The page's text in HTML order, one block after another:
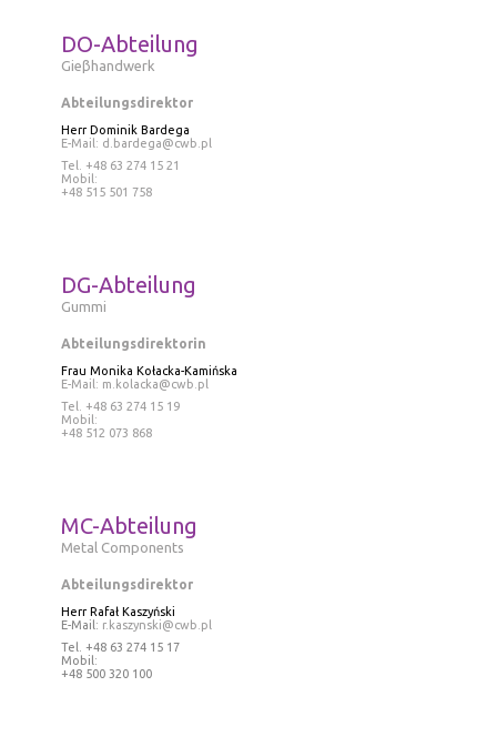
DO-Abteilung
Gieβhandwerk
Abteilungsdirektor
Herr Dominik Bardega
E-Mail: d.bardega@cwb.pl
Tel. +48 63 274 15 21
Mobil:
+48 515 501 758
DG-Abteilung
Gummi
Abteilungsdirektorin
Frau Monika Kołacka-Kamińska
E-Mail: m.kolacka@cwb.pl
Tel . +48 63 274 15 19
Mobil:
+48 512 073 868
MC-Abteilung
Metal Components
Abteilungsdirektor
Herr Rafał Kaszyński
E-Mail: r.kaszynski@cwb.pl
Tel . +48 63 274 15 17
Mobil:
+48 500 320 100